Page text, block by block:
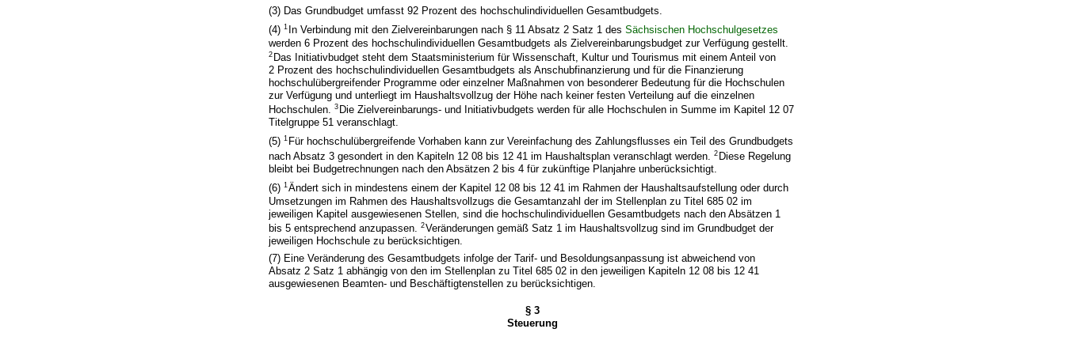
(3) Das Grundbudget umfasst 92 Prozent des hochschulindividuellen Gesamtbudgets.
(4)1 In Verbindung mit den Zielvereinbarungen nach § 11 Absatz 2 Satz 1 desSächsischen Hochschulgesetzes
werden 6 Prozent des hochschulindividuellen Gesamtbudgets als Zielvereinbarungsbudget zur Verfügung gestellt.
2 Das Initiativbudget steht dem Staatsministerium für Wissenschaft, Kultur und Tourismus mit einem Anteil von
2 Prozent des hochschulindividuellen Gesamtbudgets als Anschubfinanzierung und für die Finanzierung
hochschulübergreifender Programme oder einzelner Maßnahmen von besonderer Bedeutung für die Hochschulen
zur Verfügung und unterliegt im Haushaltsvollzug der Höhe nach keiner festen Verteilung auf die einzelnen
Hochschulen.3 Die Zielvereinbarungs- und Initiativbudgets werden für alle Hochschulen in Summe im Kapitel 12 07
Titelgruppe 51 veranschlagt.
(5)1 Für hochschulübergreifende Vorhaben kann zur Vereinfachung des Zahlungsflusses ein Teil des Grundbudgets
nach Absatz 3 gesondert in den Kapiteln 12 08 bis 12 41 im Haushaltsplan veranschlagt werden.2 Diese Regelung
bleibt bei Budgetrechnungen nach den Absätzen 2 bis 4 für zukünftige Planjahre unberücksichtigt.
(6)1Ändert sich in mindestens einem der Kapitel 12 08 bis 12 41 im Rahmen der Haushaltsaufstellung oder durch
Umsetzungen im Rahmen des Haushaltsvollzugs die Gesamtanzahl der im Stellenplan zu Titel 685 02 im
jeweiligen Kapitel ausgewiesenen Stellen, sind die hochschulindividuellen Gesamtbudgets nach den Absätzen 1
bis 5 entsprechend anzupassen.2Veränderungen gemäß Satz 1 im Haushaltsvollzug sind im Grundbudget der
jeweiligen Hochschule zu berücksichtigen.
(7) Eine Veränderung des Gesamtbudgets infolge der Tarif- und Besoldungsanpassung ist abweichend von
Absatz 2 Satz 1 abhängig von den im Stellenplan zu Titel 685 02 in den jeweiligen Kapiteln 12 08 bis 12 41
ausgewiesenen Beamten- und Beschäftigtenstellen zu berücksichtigen.
§ 3
Steuerung